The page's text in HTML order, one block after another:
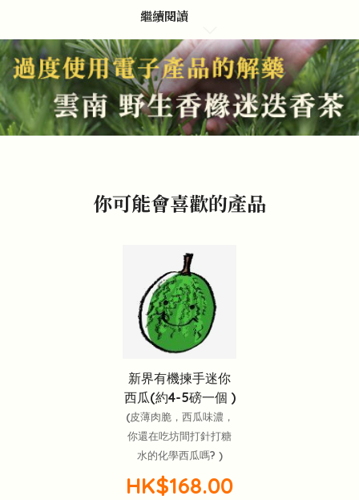
繼續閱讀
你可能會喜歡的產品
新界有機揀手迷你
西瓜(約4-5磅一個 )
(皮薄肉脆，西瓜味濃，
你還在吃坊間打針打糖
水的化學西瓜嗎? )
HK$168.00